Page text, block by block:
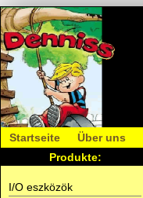
Startseite Über uns
Produkte:
I/O eszközök